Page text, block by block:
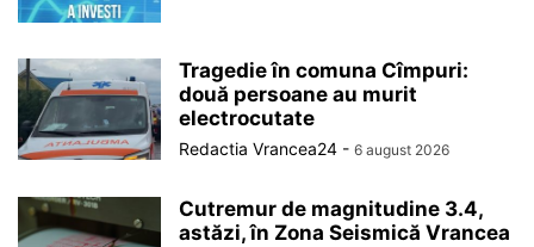
Tragedie în comuna Cîmpuri:
două persoane au murit
electrocutate
Redactia Vrancea24 - 6 august 2026
Cutremur de magnitudine 3.4,
astăzi, în Zona Seismică Vrancea